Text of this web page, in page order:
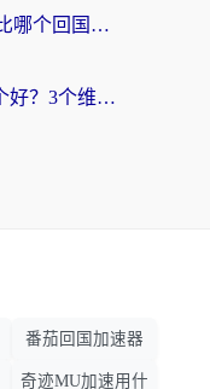
ChickCN VPN和洞见VPN对比哪个回国效果更好？海外党亲测3款加速器+避坑指南
海外党必看：斧牛和嘀嗒哪个好？3个维度教你选对回国加速器
番茄回国加速器
奇迹MU加速用什